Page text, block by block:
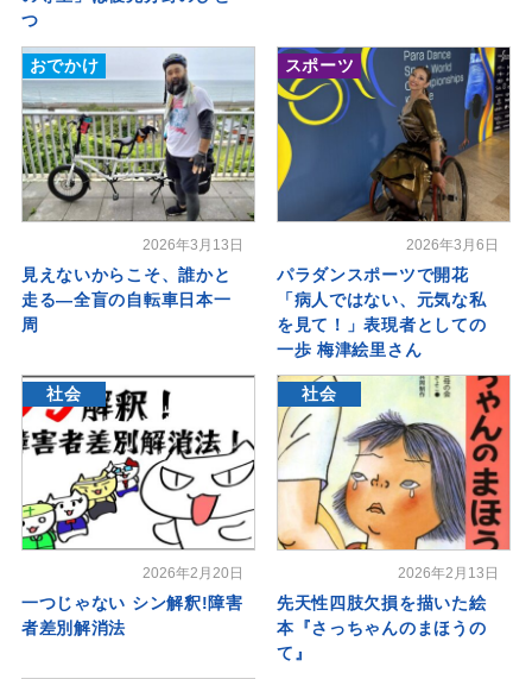
つ
おでかけ
2026年3月13日
見えないからこそ、誰かと
走る―全盲の自転車日本一
周
スポーツ
2026年3月6日
パラダンスポーツで開花
「病人ではない、元気な私
を見て！」表現者としての
一歩 梅津絵里さん
社会
2026年2月20日
一つじゃない シン解釈!障害
者差別解消法
社会
2026年2月13日
先天性四肢欠損を描いた絵
本『さっちゃんのまほうの
て』